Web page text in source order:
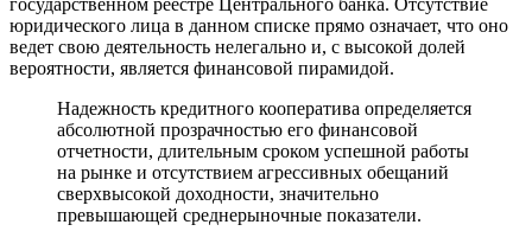
государственном реестре Центрального банка. Отсутствие
юридического лица в данном списке прямо означает, что оно
ведет свою деятельность нелегально и, с высокой долей
вероятности, является финансовой пирамидой.
Надежность кредитного кооператива определяется
абсолютной прозрачностью его финансовой
отчетности, длительным сроком успешной работы
на рынке и отсутствием агрессивных обещаний
сверхвысокой доходности, значительно
превышающей среднерыночные показатели.